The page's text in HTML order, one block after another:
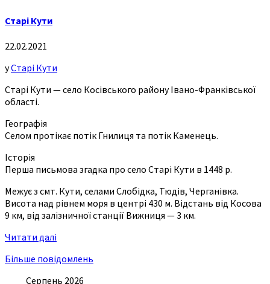
Старі Кути
22.02.2021
уСтарі Кути
Старі Кути — село Косівського району Івано-Франківської
області.
Географія
Селом протікає потік Гнилиця та потік Каменець.
Історія
Перша письмова згадка про село Старі Кути в 1448 р.
Межує з смт. Кути, селами Слобідка, Тюдів, Черганівка.
Висота над рівнем моря в центрі 430 м. Відстань від Косова
9 км, від залізничної станції Вижниця — 3 км.
Читати далі
Більше повідомлень
Серпень 2026